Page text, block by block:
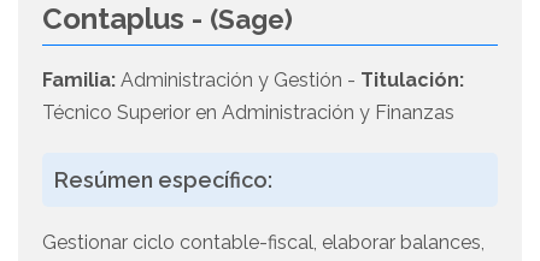
Contaplus - (Sage)
Familia: Administración y Gestión - Titulación:
Técnico Superior en Administración y Finanzas
Resúmen específico:
Gestionar ciclo contable-fiscal, elaborar balances,